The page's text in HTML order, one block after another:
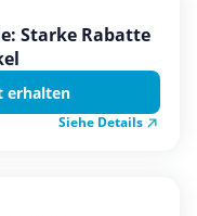
Starke Rabatte
erhalten
Siehe Details